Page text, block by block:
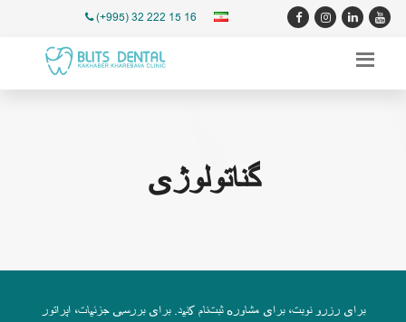
(+995) 32 222 15 16
گناتولوژی
برای رزرو نوبت، برای مشاوره ثبت‌نام کنید. برای بررسی جزئیات، اپراتور